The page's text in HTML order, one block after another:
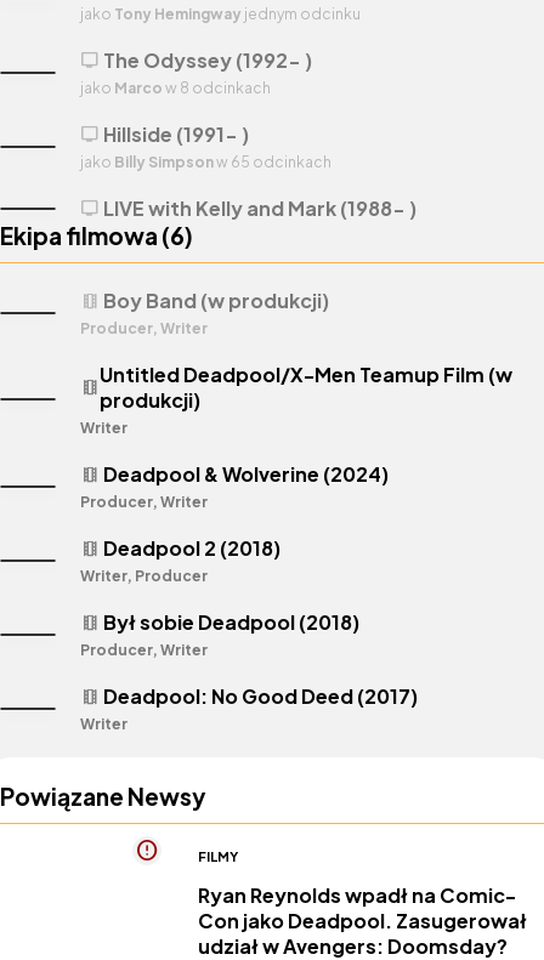
tv LIVE with Kelly and Mark (1988- )
tv Hillside (1991- )
jako Billy Simpsonw 65 odcinkach
jako Tony Hemingway jednym odcinku
tv The Odyssey (1992- )
jako Marco w 8 odcinkach
Ekipa filmowa (6)
theaters Deadpool 2 (2018)
Writer, Producer
theaters Deadpool & Wolverine (2024)
Producer, Writer
theaters Boy Band (w produkcji)
Producer, Writer
theaters Był sobie Deadpool (2018)
Producer, Writer
theaters Deadpool: No Good Deed (2017)
Writer
theatersUntitled Deadpool/X-Men Teamup Film (w
produkcji)
Writer
Powiązane Newsy
FILMY
Ryan Reynolds wpadł na Comic-
Con jako Deadpool. Zasugerował
udział w Avengers: Doomsday?